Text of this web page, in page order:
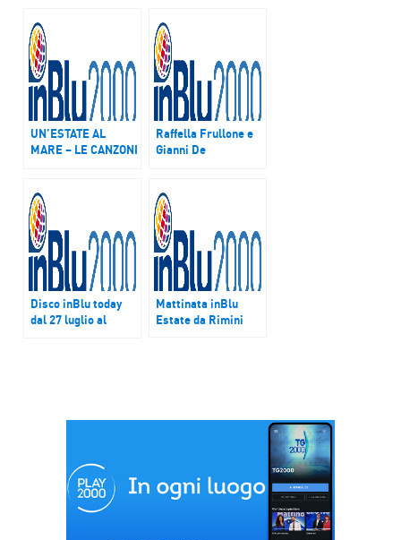
UN’ESTATE AL
MARE – LE CANZONI
Raffella Frullone e
Gianni De
Pomeriggio inBlu
Estate. Venerdì 24
luglio alle 15.10
Disco inBlu today
dal 27 luglio al
Mattinata inBlu
Estate da Rimini